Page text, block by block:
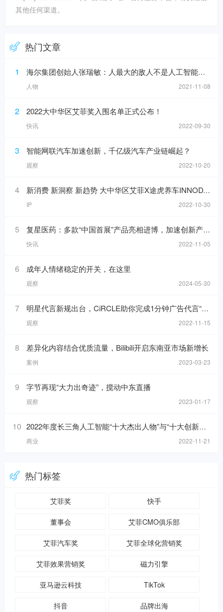
其他任何渠道。
热门文章
1 海尔集团创始人张瑞敏：人最大的敌人不是人工智能，而是科层制
人物 2021-11-08
2 2022大中华区艾菲奖入围名单正式公布！
快讯 2022-09-30
3 智能网联汽车加速创新，千亿级汽车产业链崛起？
观察 2022-10-20
4 新消费 新洞察 新趋势 大中华区艾菲X途虎养车INNODAY圆满举办！
IP 2022-10-30
5 复星医药：多款“中国首展”产品亮相进博，加速创新产品落地
快讯 2022-11-05
6 成年人情绪稳定的开关，在这里
观察 2024-05-30
7 明星代言新规出台，CiRCLE助你完成1分钟广告代言“健康自检”
观察 2022-11-15
8 差异化内容结合优质流量，Bilibili开启东南亚市场新增长
案例 2023-03-23
9 字节再现“大力出奇迹”，搅动中东直播
观察 2023-01-17
10 2022年度长三角人工智能“十大杰出人物”与“十大创新应用”榜单发布！
商业 2022-11-21
热门标签
艾菲奖 快手
董事会 艾菲CMO俱乐部
艾菲汽车奖 艾菲全球化营销奖
艾菲效果营销奖 磁力引擎
亚马逊云科技 TikTok
抖音 品牌出海